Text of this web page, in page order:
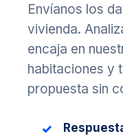
Envíanos los
vivienda.
encaja en
habitaciones y
propuesta sin